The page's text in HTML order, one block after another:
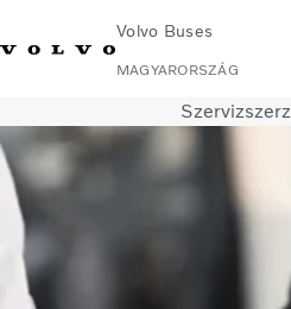
Volvo Buses
MAGYARORSZÁG
Lépjen velünk kapcsolatba
Városi és helyközi
Távolsági buszok
Services
Miért Volvo?